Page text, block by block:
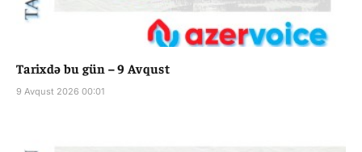
Tarixdə bu gün – 9 Avqust
9 Avqust 2026 00:01